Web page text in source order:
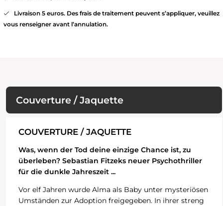
Livraison 5 euros. Des frais de traitement peuvent s’appliquer, veuillez
vous renseigner avant l’annulation.
Couverture / Jaquette
COUVERTURE / JAQUETTE
Was, wenn der Tod deine einzige Chance ist, zu
überleben? Sebastian Fitzeks neuer Psychothriller
für die dunkle Jahreszeit ...
Vor elf Jahren wurde Alma als Baby unter mysteriösen
Umständen zur Adoption freigegeben. In ihrer streng